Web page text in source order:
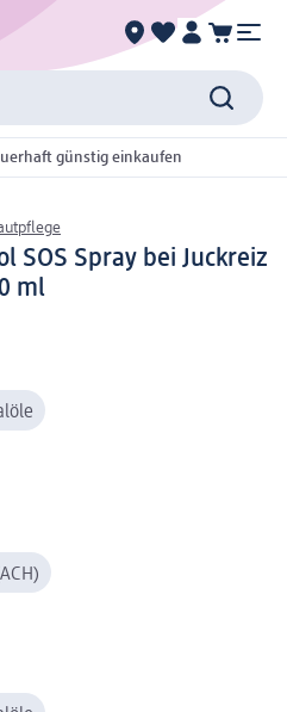
günstig einkaufen
SOS Spray bei Juckreiz
ml